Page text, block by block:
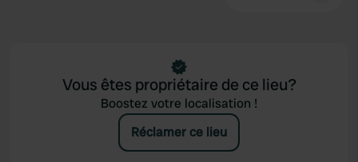
Vous êtes propriétaire de ce lieu?
Boostez votre localisation !
Réclamer ce lieu